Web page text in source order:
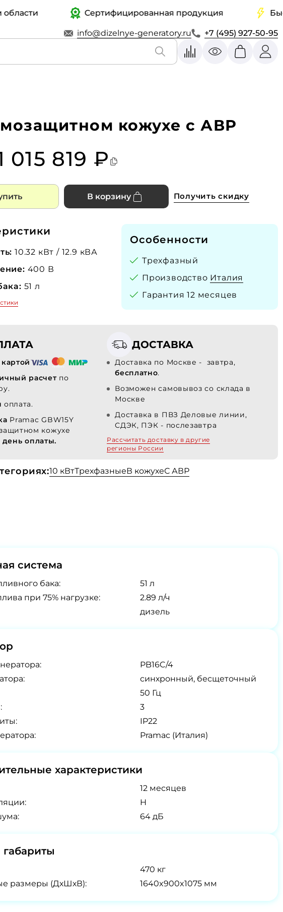
Сертифицированная продукция
info@dizelnye-generatory.ru +7 (495) 927-50-95
кожухе с АВР
015 819 ₽
В корзину Получить скидку
10.32 кВт / 12.9 кВА
400 В
51 л
Особенности
Трехфазный
Производство Италия
Гарантия 12 месяцев
расчет по
оплата.
Pramac GBW15Y
кожухе
день оплаты.
ДОСТАВКА
Доставка по Москве - завтра,
бесплатно.
Возможен самовывоз со склада в
Москве
Доставка в ПВЗ Деловые линии,
СДЭК, ПЭК - послезавтра
Рассчитать доставку в другие
регионы России
10 кВтТрехфазныеВ кожухеС АВР
система
бака:
51 л
при 75% нагрузке:
2.89 л/ч
дизель
PB16C/4
синхронный, бесщеточный
50 Гц
3
IP22
Pramac (Италия)
характеристики
12 месяцев
H
64 дБ
470 кг
размеры (ДхШхВ):
1640x900x1075 мм